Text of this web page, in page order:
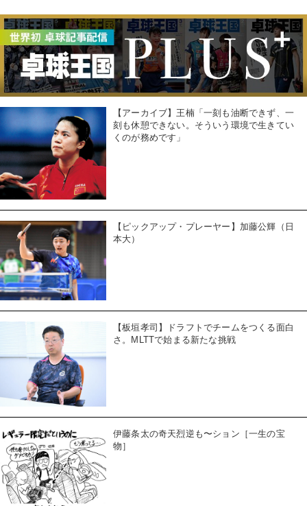
【アーカイブ】王楠「一刻も油断できず、一
刻も休憩できない。そういう環境で生きてい
くのが務めです」
【ピックアップ・プレーヤー】加藤公輝（日
本大）
【板垣孝司】ドラフトでチームをつくる面白
さ。MLTTで始まる新たな挑戦
伊藤条太の奇天烈逆も〜ション［一生の宝
物］